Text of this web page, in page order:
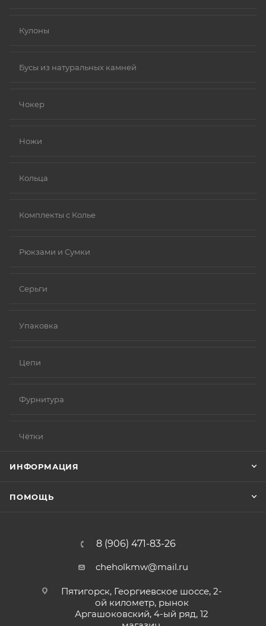
в сплаве может вызывать реакцию).
покрытия других металлов, таких как золото или
Золото (особенно высокой пробы, хотя даже
Платина.
Кулоны
Бусы из натуральных камней
Чокер
Ножи
Кольца
Комплекты с Колье
Рюкзами и Сумки
Серьги
Упаковка
Цепи
Фурнитура
Чётки
ИНФОРМАЦИЯ
ПОМОЩЬ
8 (906) 471-83-26
cheholkmw@mail.ru
Пятигорск, Георгиевское шоссе, 2-
ой километр, рынок
Аргашоковский, 4-ый ряд, 12